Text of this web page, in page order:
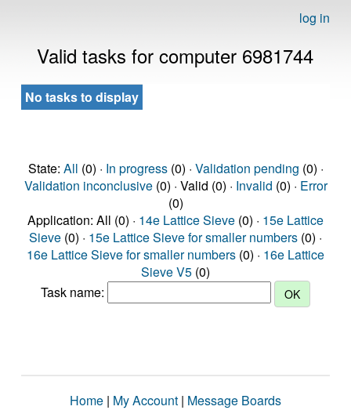
log in
Valid tasks for computer 6981744
No tasks to display
State: All (0) · In progress(0) · Validation pending (0) ·
Validation inconclusive(0) · Valid (0) · Invalid (0) · Error
(0)
Application: All (0) · 14e Lattice Sieve (0) · 15e Lattice
Sieve (0) · 15e Lattice Sieve for smaller numbers (0) ·
16e Lattice Sieve for smaller numbers (0) · 16e Lattice
Sieve V5 (0)
Task name:
Home | My Account | Message Boards